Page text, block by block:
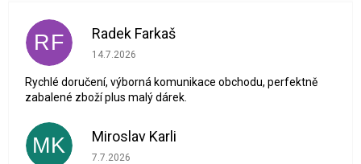
RF Radek Farkaš
Hodnocení obchodu je 5 z 5 hvězdiček.
14.7.2026
Rychlé doručení, výborná komunikace obchodu, perfektně
zabalené zboží plus malý dárek.
MK Miroslav Karli
Hodnocení obchodu je 5 z 5 hvězdiček.
7.7.2026